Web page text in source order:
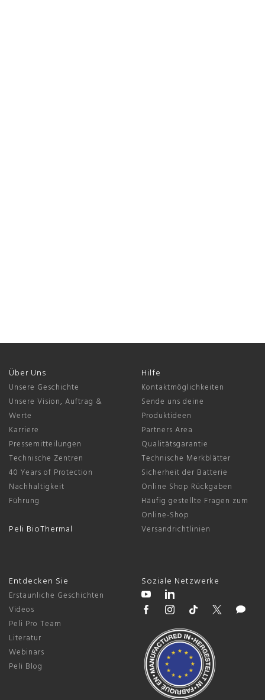
Über Uns
Unsere Geschichte
Unsere Vision, Auftrag &
Werte
Karriere
Pressemitteilungen
Technische Zentren
40 Years of Protection
Nachhaltigkeit
Führung
Peli BioThermal
Hilfe
Kontaktmöglichkeiten
Sende uns deine
Produktideen
Partners Area
Qualitätsgarantie
Technische Merkblätter
Sicherheit der Batterie
Online Shop Rückgaben
Häufig gestellte Fragen zum
Online-Shop
Versandrichtlinien
Entdecken Sie
Erstaunliche Geschichten
Videos
Peli Pro Team
Literatur
Webinars
Peli Blog
Soziale Netzwerke